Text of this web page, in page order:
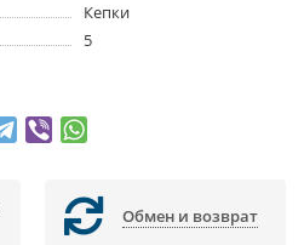
Кепки
5
Обмен и возврат